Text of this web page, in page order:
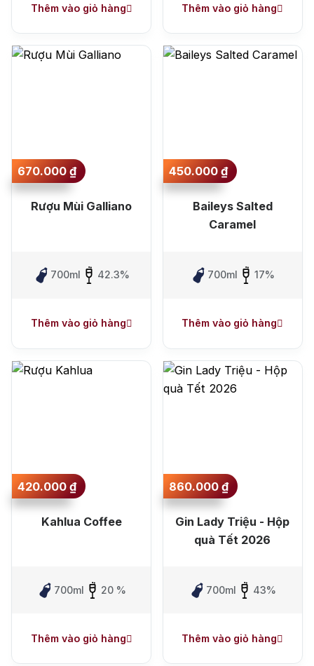
Thêm vào giỏ hàng Thêm vào giỏ hàng
670.000₫
Rượu Mùi Galliano
700ml 42.3%
Thêm vào giỏ hàng
450.000₫
Baileys Salted
Caramel
700ml 17%
Thêm vào giỏ hàng
420.000₫
Kahlua Coffee
700ml 20 %
Thêm vào giỏ hàng
860.000₫
Gin Lady Triệu - Hộp
quà Tết 2026
700ml 43%
Thêm vào giỏ hàng